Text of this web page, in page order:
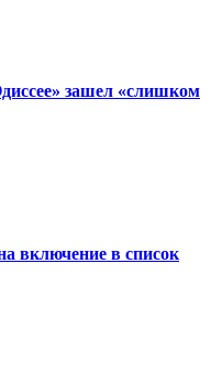
зашел «слишком
включение в список